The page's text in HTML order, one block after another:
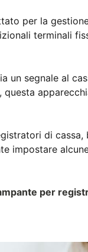
per la
terminali
un segnale al
di
impostare
per